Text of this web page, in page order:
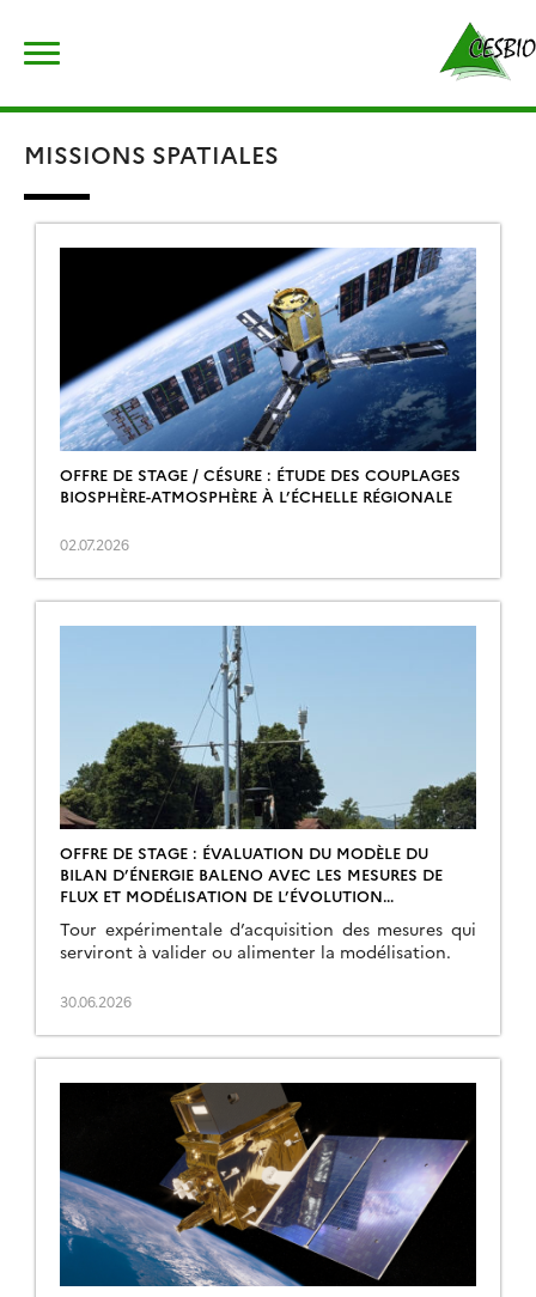
content
MISSIONS SPATIALES
OFFRE DE STAGE / CÉSURE : ÉTUDE DES COUPLAGES
BIOSPHÈRE-ATMOSPHÈRE À L’ÉCHELLE RÉGIONALE
02.07.2026
OFFRE DE STAGE : ÉVALUATION DU MODÈLE DU
BILAN D’ÉNERGIE BALENO AVEC LES MESURES DE
FLUX ET MODÉLISATION DE L’ÉVOLUTION
THERMIQUE
Tour expérimentale d’acquisition des mesures qui
serviront à valider ou alimenter la modélisation.
30.06.2026